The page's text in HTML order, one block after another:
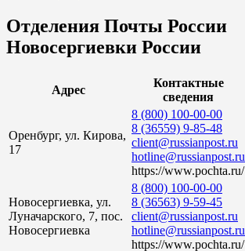
Отделения Почты России
Новосергиевки России
Адрес
Контактные
сведения
Оренбург, ул. Кирова,
17
8 (800) 100-00-00
8 (36559) 9-85-48
client@russianpost.ru
hotline@russianpost.ru
https://www.pochta.ru/
Новосергиевка, ул.
Луначарского, 7, пос.
Новосергиевка
8 (800) 100-00-00
8 (36563) 9-59-45
client@russianpost.ru
hotline@russianpost.ru
https://www.pochta.ru/